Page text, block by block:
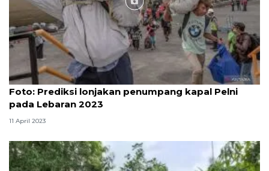
Foto
Foto: Prediksi lonjakan penumpang kapal Pelni
pada Lebaran 2023
11 April 2023